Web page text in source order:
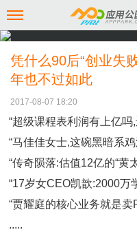
凭什么90后“创业失
年也不过如此
2017-08-07 18:20
“超级课程表利润有上亿吗
“马佳佳女士,这碗黑暗系
“传奇陨落:估值12亿的“黄
“17岁女CEO凯歆:2000万
“贾耀庭的核心业务就是卖
.....